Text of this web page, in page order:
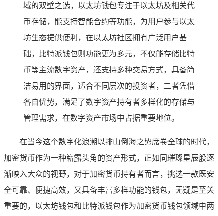
域的双壁之选，以太坊钱包专注于以太坊及相关代
币存储，能支持智能合约等功能，为用户参与以太
坊生态提供便利，在以太坊社区拥有广泛用户基
础，比特派钱包则功能更为多元，不仅能存储比特
币等主流数字资产，还支持多种交易方式，具备简
洁易用的界面，适合不同层次的投资者，二者凭借
各自优势，满足了数字资产持有者多样化的存储与
管理需求，在数字资产市场中占据重要地位。
在当今这个数字化浪潮以排山倒海之势席卷全球的时代，
加密货币作为一种崭露头角的资产形式，正如同璀璨星辰般逐
渐映入大众的视野，对于加密货币持有者而言，挑选一款既安
全可靠、便捷高效，又具备丰富多样功能的钱包，无疑是至关
重要的，以太坊钱包和比特派钱包作为加密货币钱包领域中两